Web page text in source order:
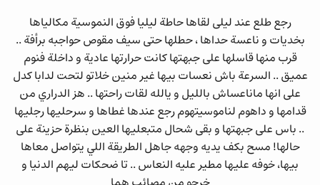
رجع طلع عند ليلى لقاها حاطة ليليا فوق النموسية مكالياها
بخديات و ناعسة حداها ، حطلها حتى سيف مقوص حواجبه برأفة ..
قرب منها قاسلها على جبهتها كانت حرارتها عادية و داخلة فنوم
عميق .. السرعة باش نعسات بيها غير منين خلاتو لتحت لدابا كدل
على انها ماناعساش بالليل و يالله لقات راحتها .. هز الدراري من
قدامها و داهوم لناموسيتهوم رجع عندها غطاها و سرحليها رجليها
.. باس على جبهتها و بقى شحال متبعليها العين بنظرة حزينة على
حالها! مسح بكف يديه وجهه جاهل الطريقة اللي يتواصل معاها
بيها، خوفه عليها مطير عليه النعاس .. تا ضحكات ليهم الدنيا و